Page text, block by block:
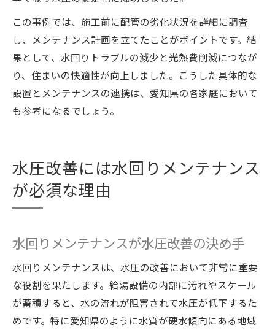
この事例では、施工前に配管の劣化状況を詳細に調査
し、メンテナンス計画を立てたことがポイントです。結
果として、水回りトラブルの減少と光熱費削減につなが
り、住まいの快適性が向上しました。こうした具体的な
設置とメンテナンスの連携は、愛知県の各家庭において
も参考になるでしょう。
水圧改善には水回りメンテナンス
が必須な理由
水回りメンテナンスが水圧改善の決め手
水回りメンテナンスは、水圧の改善において非常に重要
な役割を果たします。給湯設備の内部に汚れやスケール
が蓄積すると、水の流れが阻害されて水圧が低下するた
めです。特に愛知県のように水質が硬水傾向にある地域